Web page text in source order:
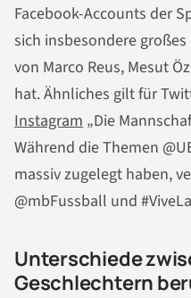
Facebook-Accounts der
sich insbesondere
von Marco Reus, Mesut
hat. Ähnliches gilt für
Instagram „Die
Während die Themen
massiv zugelegt haben,
@mbFussball und
Unterschiede
Geschlechtern